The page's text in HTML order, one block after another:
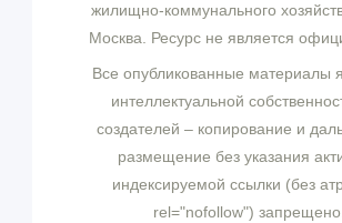
жилищно-коммунального
Москва. Ресурс не является
Все опубликованные материалы
интеллектуальной
создателей – копирование и
размещение без указания
индексируемой ссылки (без
rel="nofollow") запрещено.